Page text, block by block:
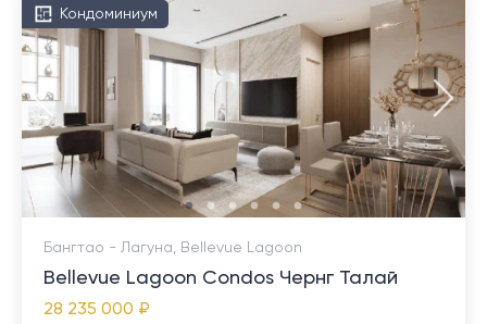
Кондоминиум
Бангтао - Лагуна, Bellevue Lagoon
Bellevue Lagoon Condos Чернг Талай
28 235 000 ₽